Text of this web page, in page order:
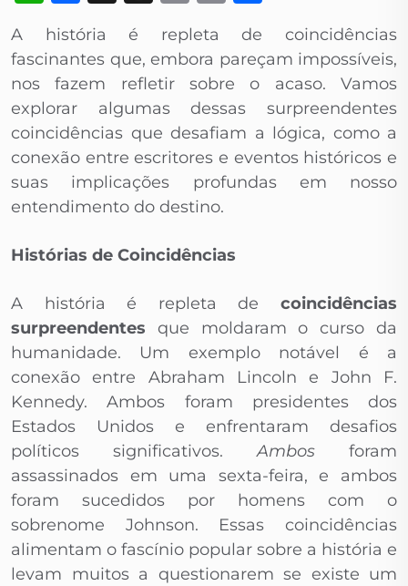
Link
A história é repleta de coincidências
fascinantes que, embora pareçam impossíveis,
nos fazem refletir sobre o acaso. Vamos
explorar algumas dessas surpreendentes
coincidências que desafiam a lógica, como a
conexão entre escritores e eventos históricos e
suas implicações profundas em nosso
entendimento do destino.
Histórias de Coincidências
A história é repleta de coincidências
surpreendentes que moldaram o curso da
humanidade. Um exemplo notável é a
conexão entre Abraham Lincoln e John F.
Kennedy. Ambos foram presidentes dos
Estados Unidos e enfrentaram desafios
políticos significativos.Ambos foram
assassinados em uma sexta-feira, e ambos
foram sucedidos por homens com o
sobrenome Johnson. Essas coincidências
alimentam o fascínio popular sobre a história e
levam muitos a questionarem se existe um